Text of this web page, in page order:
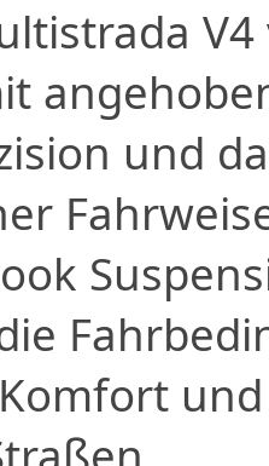
und